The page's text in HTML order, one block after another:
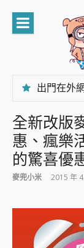
content
全新改版
惠、瘋樂
的驚喜優
麥兜小米 2015 年